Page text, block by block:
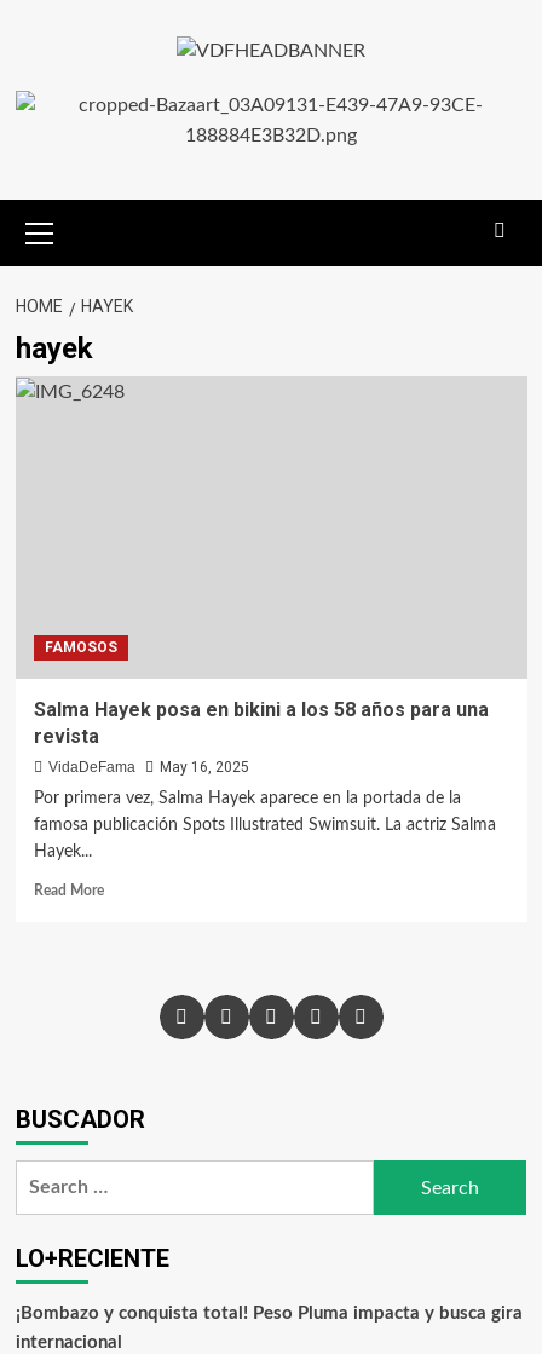
HOME HAYEK
hayek
FAMOSOS
Salma Hayek posa en bikini a los 58 años para una
revista
VidaDeFama
May 16, 2025
Por primera vez, Salma Hayek aparece en la portada de la
famosa publicación Spots Illustrated Swimsuit. La actriz Salma
Hayek...
Read More
BUSCADOR
LO+RECIENTE
¡Bombazo y conquista total! Peso Pluma impacta y busca gira
internacional